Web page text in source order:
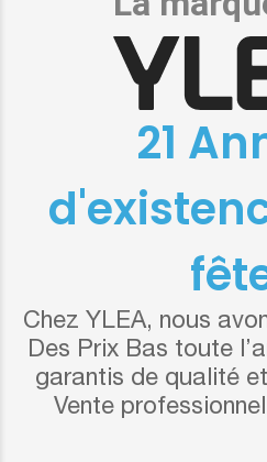
21
Chez YLEA, nous
Des Prix Bas toute
garantis de qualité
Vente